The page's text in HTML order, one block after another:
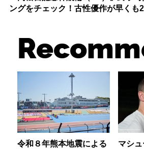
ングをチェック！古性優作が早くも
令和８年熊本地震による
マシ